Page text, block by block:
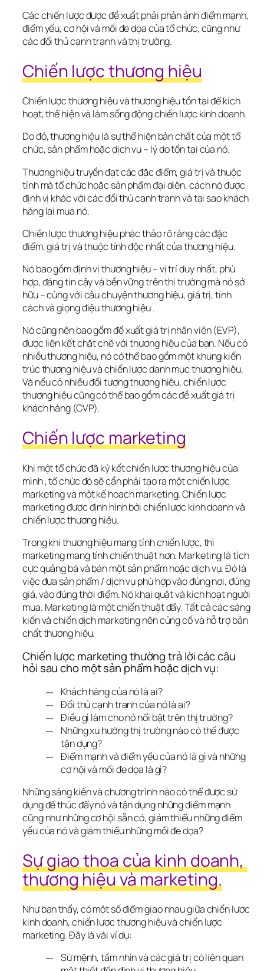
Các chiến lược được đề xuất phải phản ánh điểm mạnh,
điểm yếu, cơ hội và mối đe dọa của tổ chức, cũng như
các đối thủ cạnh tranh và thị trường.
Chiến lược thương hiệu
Chiến lược thương hiệu và thương hiệu tồn tại để kích
hoạt, thể hiện và làm sống động chiến lược kinh doanh.
Do đó, thương hiệu là sự thể hiện bản chất của một tổ
chức, sản phẩm hoặc dịch vụ – lý do tồn tại của nó.
Thương hiệu truyền đạt các đặc điểm, giá trị và thuộc
tính mà tổ chức hoặc sản phẩm đại diện, cách nó được
định vị khác với các đối thủ cạnh tranh và tại sao khách
hàng lại mua nó.
Chiến lược thương hiệu phác thảo rõ ràng các đặc
điểm, giá trị và thuộc tính độc nhất của thương hiệu.
Nó bao gồm định vị thương hiệu – vị trí duy nhất, phù
hợp, đáng tin cậy và bền vững trên thị trường mà nó sở
hữu – cùng với câu chuyện thương hiệu, giá trị, tính
cách và giọng điệu thương hiệu .
Nó cũng nên bao gồm đề xuất giá trị nhân viên (EVP),
được liên kết chặt chẽ với thương hiệu của bạn. Nếu có
nhiều thương hiệu, nó có thể bao gồm một khung kiến ​​
trúc thương hiệu và chiến lược danh mục thương hiệu.
Và nếu có nhiều đối tượng thương hiệu, chiến lược
thương hiệu cũng có thể bao gồm các đề xuất giá trị
khách hàng (CVP).
Chiến lược marketing
Khi một tổ chức đã ký kết chiến lược thương hiệu của
mình , tổ chức đó sẽ cần phải tạo ra một chiến lược
marketing và một kế hoạch marketing. Chiến lược
marketing được định hình bởi chiến lược kinh doanh và
chiến lược thương hiệu.
Trong khi thương hiệu mang tính chiến lược, thì
marketing mang tính chiến thuật hơn. Marketing là tích
cực quảng bá và bán một sản phẩm hoặc dịch vụ. Đó là
việc đưa sản phẩm / dịch vụ phù hợp vào đúng nơi, đúng
giá, vào đúng thời điểm. Nó khai quật và kích hoạt người
mua. Marketing là một chiến thuật đẩy. Tất cả các sáng
kiến ​​và chiến dịch marketing nên củng cố và hỗ trợ bản
chất thương hiệu.
Chiến lược marketing thường trả lời các câu
hỏi sau cho một sản phẩm hoặc dịch vụ:
Khách hàng của nó là ai?
Đối thủ cạnh tranh của nó là ai?
Điều gì làm cho nó nổi bật trên thị trường?
Những xu hướng thị trường nào có thể được
tận dụng?
Điểm mạnh và điểm yếu của nó là gì và những
cơ hội và mối đe dọa là gì?
Những sáng kiến ​​và chương trình nào có thể được sử
dụng để thúc đẩy nó và tận dụng những điểm mạnh
cũng như những cơ hội sẵn có, giảm thiểu những điểm
yếu của nó và giảm thiểu những mối đe dọa?
Sự giao thoa của kinh doanh,
thương hiệu và marketing.
Như bạn thấy, có một số điểm giao nhau giữa chiến lược
kinh doanh, chiến lược thương hiệu và chiến lược
marketing. Đây là vài ví dụ:
Sứ mệnh, tầm nhìn và các giá trị có liên quan